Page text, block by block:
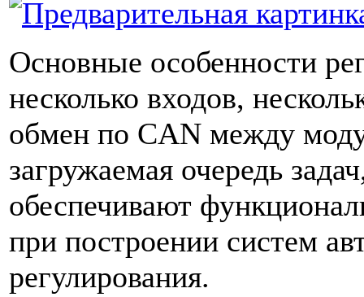
Основные особенности
несколько входов,
обмен по CAN между
загружаемая очередь
обеспечивают
при построении систем
регулирования.